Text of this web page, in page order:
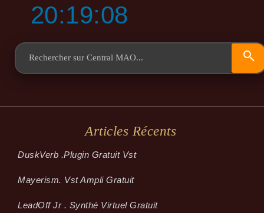
20:19:09
Articles Récents
Dusk­Verb .plugin Gratuit Vst
Mayerism. Vst Ampli Gratuit
LeadOff Jr . Synthé Virtuel Gratuit